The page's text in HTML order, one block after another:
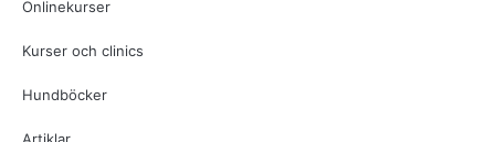
Onlinekurser
Kurser och clinics
Hundböcker
Artiklar